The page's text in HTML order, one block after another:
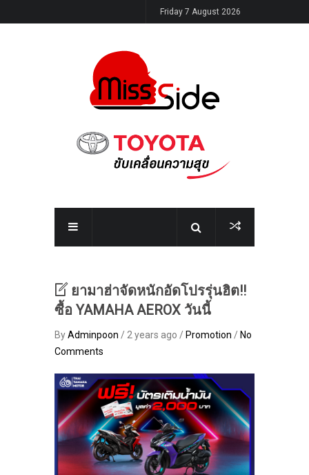
Friday 7 August 2026
ยามาฮ่าจัดหนักอัดโปรรุ่นฮิต!!
ซื้อ YAMAHA AEROX วันนี้
ByAdminpoon / 2 years ago / Promotion / No
Comments